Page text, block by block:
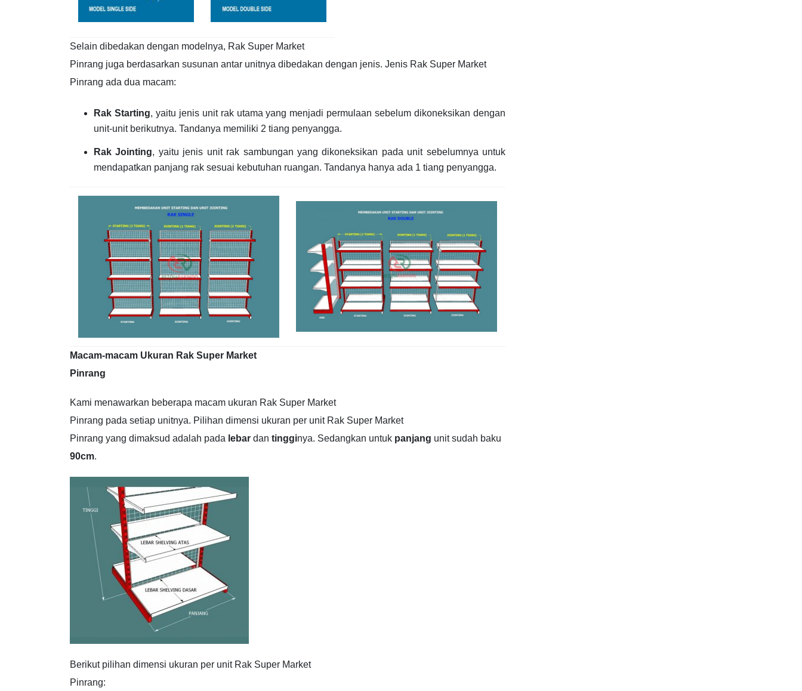
Selain dibedakan dengan modelnya, Rak Super Market
Pinrang juga berdasarkan susunan antar unitnya dibedakan dengan jenis. Jenis Rak Super Market
Pinrang ada dua macam:
Rak Starting, yaitu jenis unit rak utama yang menjadi permulaan sebelum dikoneksikan dengan
unit-unit berikutnya. Tandanya memiliki 2 tiang penyangga.
Rak Jointing, yaitu jenis unit rak sambungan yang dikoneksikan pada unit sebelumnya untuk
mendapatkan panjang rak sesuai kebutuhan ruangan. Tandanya hanya ada 1 tiang penyangga.
Macam-macam Ukuran Rak Super Market
Pinrang
Kami menawarkan beberapa macam ukuran Rak Super Market
Pinrang pada setiap unitnya. Pilihan dimensi ukuran per unit Rak Super Market
Pinrang yang dimaksud adalah pada lebar dan tingginya. Sedangkan untuk panjang unit sudah baku
90cm.
Berikut pilihan dimensi ukuran per unit Rak Super Market
Pinrang: